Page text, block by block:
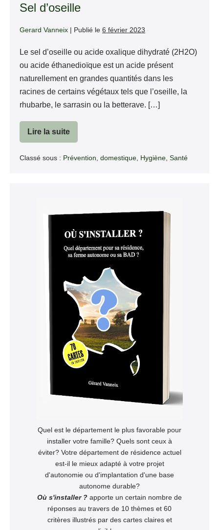
Sel d’oseille
Gerard Vanneix | Publié le 6 février 2023
Le sel d’oseille ou acide oxalique dihydraté (2H2O)
ou acide éthanedioïque est un acide présent
naturellement en grandes quantités dans les
racines de certains végétaux tels que l’oseille, la
rhubarbe, le sarrasin ou la betterave. […]
Lire la suite
Sel
d’oseille
Classé sous : Prévention domestique Hygiène Santé
Quel est le département le plus favorable pour
installer votre famille? Quels sont ceux à
éviter? Votre département de résidence actuel
est-il le mieux adapté à votre projet
d'autonomie ou d'implantation d'une base
autonome durable?
Où s'installer ? apporte un certain nombre de
réponses au travers de 10 thèmes et 60
critères illustrés par des cartes claires et